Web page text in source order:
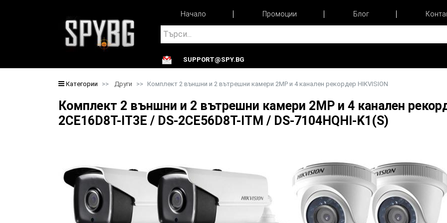
Начало Промоции Блог
Search
SUPPORT@SPY.BG
Категории Други Комплект 2 външни и 2 вътрешни камери 2MP и 4 канален рекордер HIKVISION
Комплект 2 външни и 2 вътрешни камери 2MP и 4 канален
2CE16D8T-IT3E / DS-2CE56D8T-ITM / DS-7104HQHI-K1(S)